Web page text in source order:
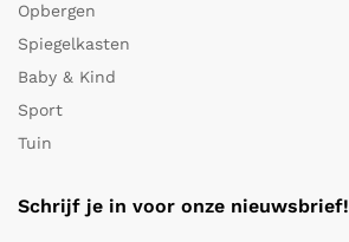
Opbergen
Spiegelkasten
Baby & Kind
Sport
Tuin
Schrijf je in voor onze nieuwsbrief!